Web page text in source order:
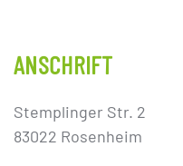
ANSCHRIFT
Stemplinger Str. 2
83022 Rosenheim